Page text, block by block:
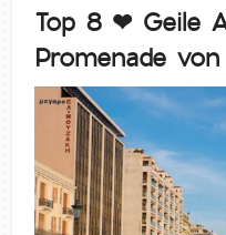
Top 8 ❤ Geile
Promenade von